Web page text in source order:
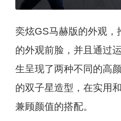
奕炫GS马赫版的外观，
的外观前脸，并且通过
生呈现了两种不同的高
的双子星造型，在实用
兼顾颜值的搭配。